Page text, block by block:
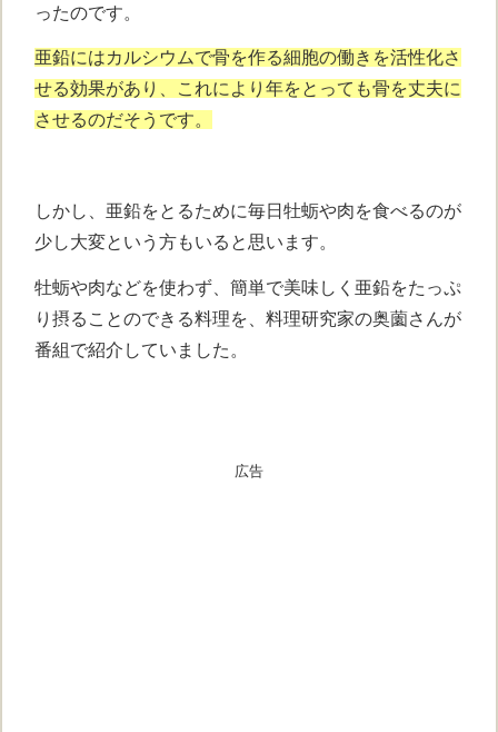
ったのです。
亜鉛にはカルシウムで骨を作る細胞の働きを活性化さ
せる効果があり、これにより年をとっても骨を丈夫に
させるのだそうです。
しかし、亜鉛をとるために毎日牡蛎や肉を食べるのが
少し大変という方もいると思います。
牡蛎や肉などを使わず、簡単で美味しく亜鉛をたっぷ
り摂ることのできる料理を、料理研究家の奥薗さんが
番組で紹介していました。
広告